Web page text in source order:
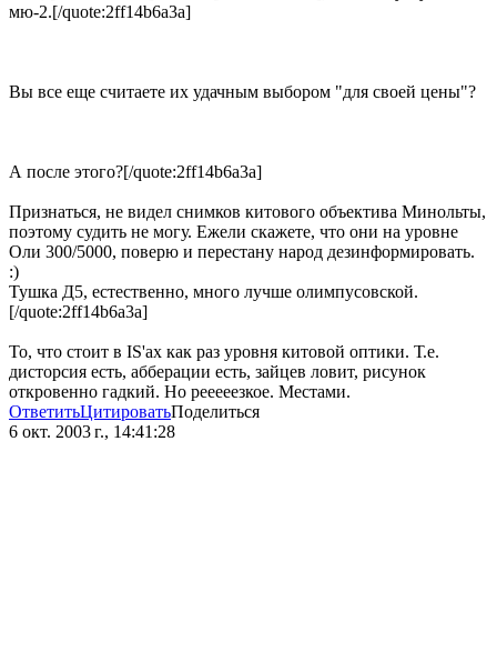
мю-2.[/quote:2ff14b6a3a]
Вы все еще считаете их удачным выбором "для своей цены"?
А после этого?[/quote:2ff14b6a3a]
Признаться, не видел снимков китового объектива Минольты,
поэтому судить не могу. Ежели скажете, что они на уровне
Оли 300/5000, поверю и перестану народ дезинформировать.
:)
Тушка Д5, естественно, много лучше олимпусовской.
[/quote:2ff14b6a3a]
То, что стоит в IS'ах как раз уровня китовой оптики. Т.е.
дисторсия есть, абберации есть, зайцев ловит, рисунок
откровенно гадкий. Но рееееезкое. Местами.
ОтветитьЦитироватьПоделиться
6 окт. 2003 г., 14:41:28